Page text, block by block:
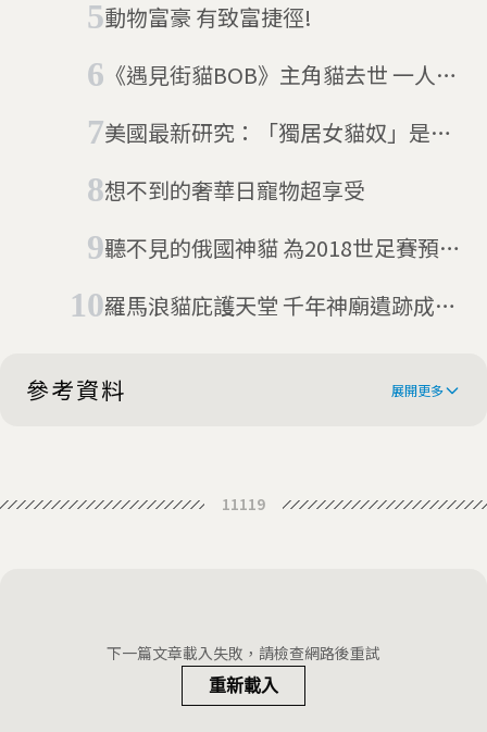
動物富豪 有致富捷徑!
《遇見街貓BOB》主角貓去世 一人一
美國最新研究：「獨居女貓奴」是錯
想不到的奢華日寵物超享受
聽不見的俄國神貓 為2018世足賽預測
羅馬浪貓庇護天堂 千年神廟遺跡成貓
參考資料 展開更多
launched a million memes, dies
others'
Grumpy Cat | Official Website
The unlikely star of SXSW: Grumpy
11119
下一篇文章載入失敗，請檢查網路後重試
重新載入